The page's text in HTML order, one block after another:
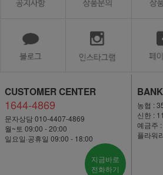
CUSTOMER CENTER
1644-4869
문자상담 010-4407-4869
월~토 09:00 - 20:00
일요일·공휴일 09:00 - 18:00
지금바로
전화하기
농협 :
신한 :
예금주 :
플라워